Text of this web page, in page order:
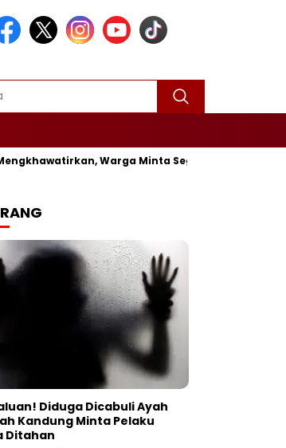
Warga Minta Segera Diperbaiki
Diduga Dicabuli Ayah
Kandung Minta Pelaku
Ditahan